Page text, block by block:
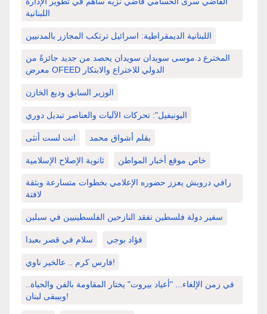
اللبنانية
اللبنانية الديمقراطية: اسرائيل ترتكب المجازر بالمدنيين
المخترع د.موسى سويدان سويدان يحصد من جديد جائزةً من
معرض OFEED الدولي للاختراع والابتكار
الوزير السابق وديع الخازن
اليونيفيل": تحركات الآليات والعناصر تبديل دوري
انت لست أنثى بقلم أشواق محمد
ثانوية الإصلاح الإسلامية خاص موقع أخبار المواطن
رافي درويش يعزز حضوره الإعلامي بخطوات متسارعة وبثقة
لافتة
سفير دولة فلسطين تفقد النازحين الفلسطينيين في سبلين
سلام في قصر بعبدا فؤاد بوجي
فارس كرم .. عالخير ناوي!
في زمن الإلغاء... "أعياد بيروت" يختار المقاومة بالفن والحياة..
وبيبقى لبنان!